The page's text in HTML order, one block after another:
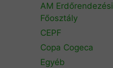
AM Erdőrendezési
Főosztály
CEPF
Copa Cogeca
Egyéb